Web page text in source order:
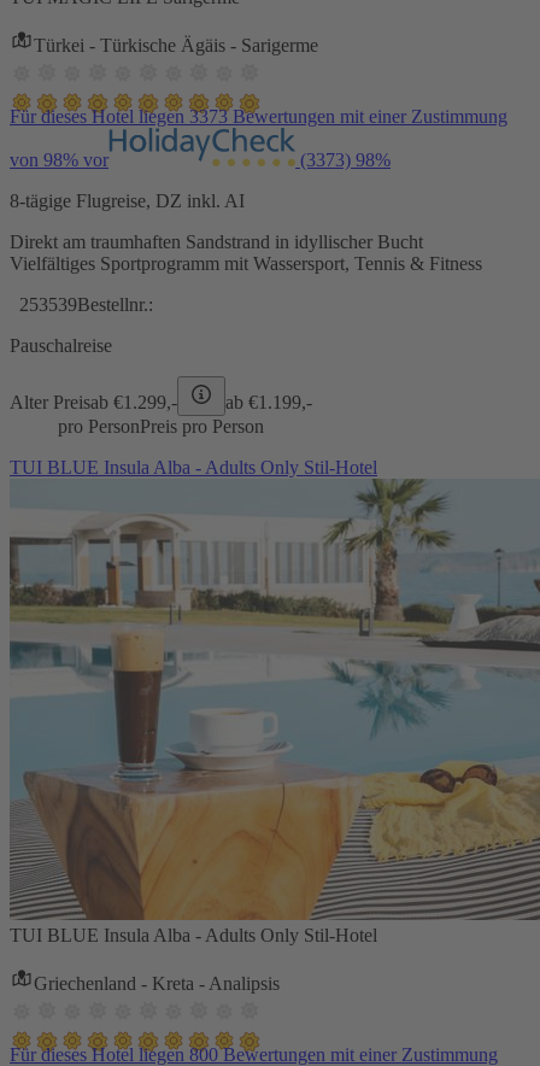
Türkei - Türkische Ägäis - Sarigerme
Für dieses Hotel liegen 3373 Bewertungen mit einer Zustimmung
von 98% vor (3373) 98%
8-tägige Flugreise, DZ inkl. AI
Direkt am traumhaften Sandstrand in idyllischer Bucht
Vielfältiges Sportprogramm mit Wassersport, Tennis & Fitness
253539Bestellnr.:
Pauschalreise
Alter Preisab €1.299,- ab €1.199,-
pro PersonPreis pro Person
TUI BLUE Insula Alba - Adults Only Stil-Hotel
TUI BLUE Insula Alba - Adults Only Stil-Hotel
Griechenland - Kreta - Analipsis
Für dieses Hotel liegen 800 Bewertungen mit einer Zustimmung